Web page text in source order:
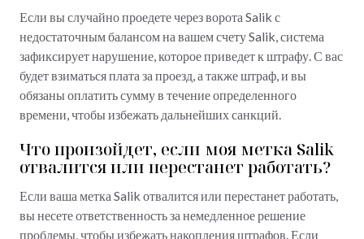
Если вы случайно проедете через ворота Salik с
недостаточным балансом на вашем счету Salik, система
зафиксирует нарушение, которое приведет к штрафу. С вас
будет взиматься плата за проезд, а также штраф, и вы
обязаны оплатить сумму в течение определенного
времени, чтобы избежать дальнейших санкций.
Что произойдет, если моя метка Salik
отвалится или перестанет работать?
Если ваша метка Salik отвалится или перестанет работать,
вы несете ответственность за немедленное решение
проблемы, чтобы избежать накопления штрафов. Если